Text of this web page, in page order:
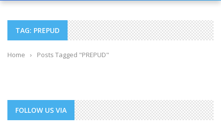
TAG: PREPUD
Home › Posts Tagged "PREPUD"
FOLLOW US VIA